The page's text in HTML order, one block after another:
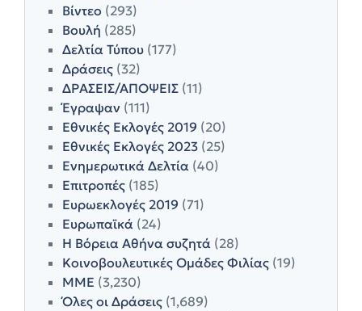
Βίντεο (293)
Βουλή (285)
Δελτία Τύπου (177)
Δράσεις (32)
ΔΡΑΣΕΙΣ/ΑΠΟΨΕΙΣ (11)
Έγραψαν (111)
Εθνικές Εκλογές 2019 (20)
Εθνικές Εκλογές 2023 (25)
Ενημερωτικά Δελτία (40)
Επιτροπές (185)
Ευρωεκλογές 2019 (71)
Ευρωπαϊκά (24)
Η Βόρεια Αθήνα συζητά (28)
Κοινοβουλευτικές Ομάδες Φιλίας (19)
ΜΜΕ (3,230)
Όλες οι Δράσεις (1,689)